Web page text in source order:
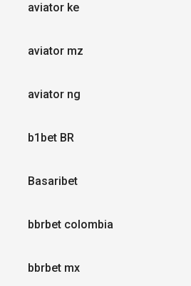
aviator ke
aviator mz
aviator ng
b1bet BR
Basaribet
bbrbet colombia
bbrbet mx